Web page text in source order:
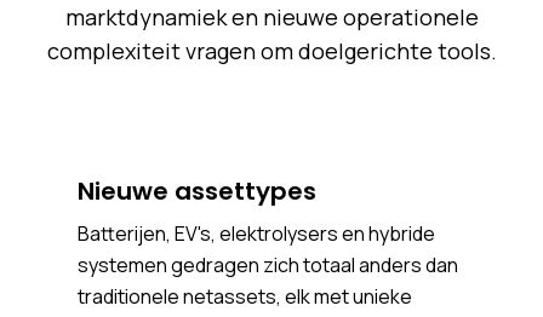
marktdynamiek en nieuwe operationele
complexiteit vragen om doelgerichte tools.
Nieuwe assettypes
Batterijen, EV's, elektrolysers en hybride
systemen gedragen zich totaal anders dan
traditionele netassets, elk met unieke